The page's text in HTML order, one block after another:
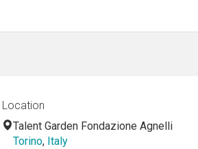
Location
Talent Garden Fondazione Agnelli
Torino, Italy